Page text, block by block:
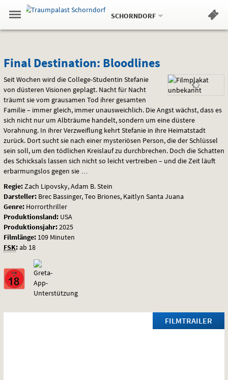
Springe
zum
,zum
.
Navigation
Gehe
zur
Standortauswahl
Standort:
SCHORNDORF.
Hinweis
Final
Destination:
Bloodlines
Final Destination: Bloodlines
Seit Wochen wird die College-Studentin Stefanie
von düsteren Visionen geplagt. Nacht für Nacht
träumt sie vom grausamen Tod ihrer gesamten
Familie – immer gleich, immer unausweichlich. Die Angst wächst, dass es
sich nicht nur um Albträume handelt, sondern um eine düstere
Vorahnung. In ihrer Verzweiflung kehrt Stefanie in ihre Heimatstadt
zurück. Dort sucht sie nach einer mysteriösen Person, die der Schlüssel
sein soll, um den tödlichen Kreislauf zu durchbrechen. Doch die Schatten
des Schicksals lassen sich nicht so leicht vertreiben – und die Zeit läuft
erbarmungslos gegen sie …
Regie: Zach Lipovsky, Adam B. Stein
Darsteller: Brec Bassinger, Teo Briones, Kaitlyn Santa Juana
Genre: Horrorthriller
Produktionsland: USA
Produktionsjahr:2025
Filmlänge: 109 Minuten
FSK:ab 18
FILMTRAILER